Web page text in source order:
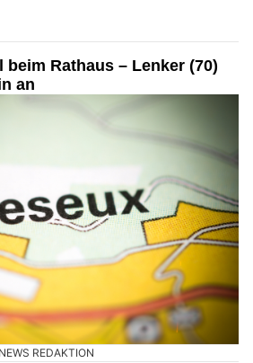
beim Rathaus – Lenker (70)
an
REDAKTION